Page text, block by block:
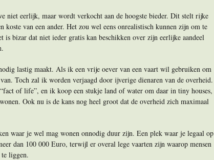
niet eerlijk, maar wordt verkocht aan de hoogste bieder. Dit stelt rijke
koste van een ander. Het zou wel eens onrealistisch kunnen zijn om te
is bizar dat niet ieder gratis kan beschikken over zijn eerlijke aandeel
lastig maakt. Als ik een vrije oever van een vaart wil gebruiken om
Toch zal ik worden verjaagd door ijverige dienaren van de overheid.
of life”, en ik koop een stukje land of water om daar in tiny houses,
Ook nu is de kans nog heel groot dat de overheid zich maximaal
waar je wel mag wonen onnodig duur zijn. Een plek waar je legaal op
dan 100 000 Euro, terwijl er overal lege vaarten zijn waarop mensen
liggen.